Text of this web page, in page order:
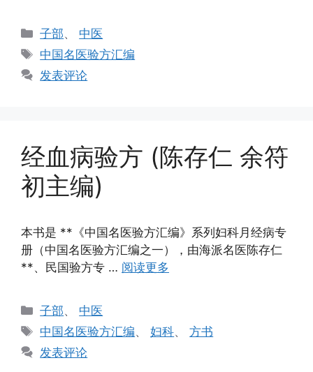
分
类
子部、 中医
标
签
中国名医验方汇编
发表评论
经血病验方 (陈存仁 余符
初主编)
本书是 **《中国名医验方汇编》系列妇科月经病专
册（中国名医验方汇编之一），由海派名医陈存仁
**、民国验方专 … 阅读更多
分
类
子部、 中医
标
签
中国名医验方汇编、妇科、方书
发表评论